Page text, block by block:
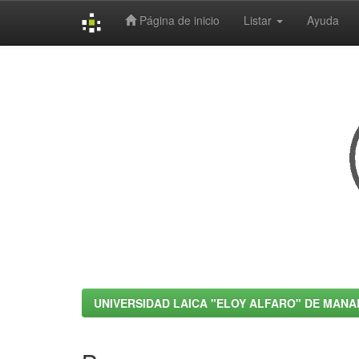
Página de inicio Listar Ayuda
UNIVERSIDAD LAICA "ELOY ALFARO" DE